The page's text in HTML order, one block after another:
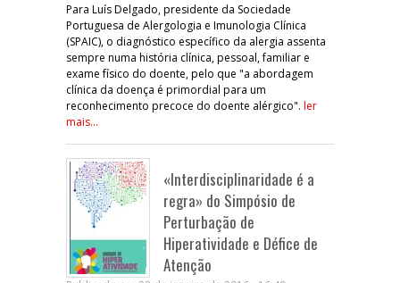
Para Luís Delgado, presidente da Sociedade
Portuguesa de Alergologia e Imunologia Clínica
(SPAIC), o diagnóstico específico da alergia assenta
sempre numa história clínica, pessoal, familiar e
exame físico do doente, pelo que "a abordagem
clínica da doença é primordial para um
reconhecimento precoce do doente alérgico". ler
mais...
«Interdisciplinaridade é a
regra» do Simpósio de
Perturbação de
Hiperatividade e Défice de
Atenção